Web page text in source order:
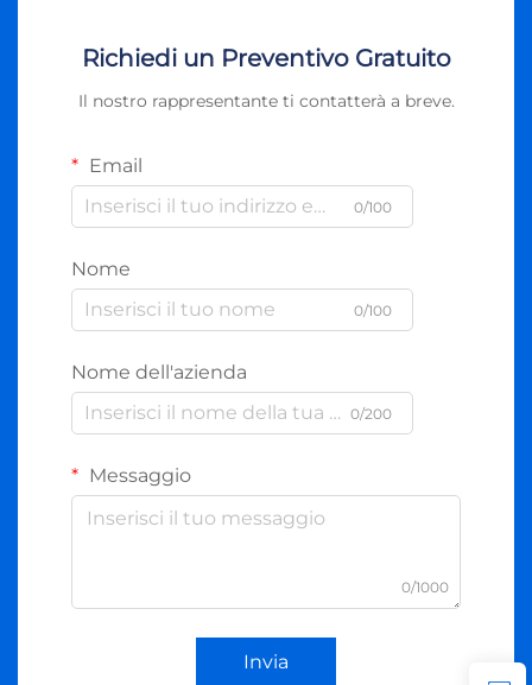
Richiedi un Preventivo Gratuito
Il nostro rappresentante ti contatterà a breve.
Email
0/100
Nome
0/100
Nome dell'azienda
0/200
Messaggio
0/1000
Invia